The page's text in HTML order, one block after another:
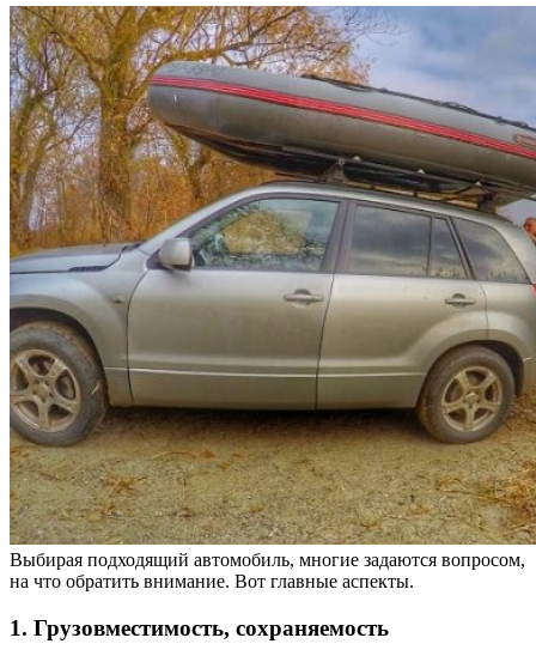
Выбирая подходящий автомобиль, многие задаются вопросом,
на что обратить внимание. Вот главные аспекты.
1. Грузовместимость, сохраняемость